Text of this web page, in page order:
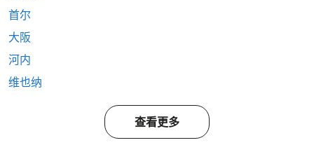
首尔
大阪
河内
维也纳
查看更多